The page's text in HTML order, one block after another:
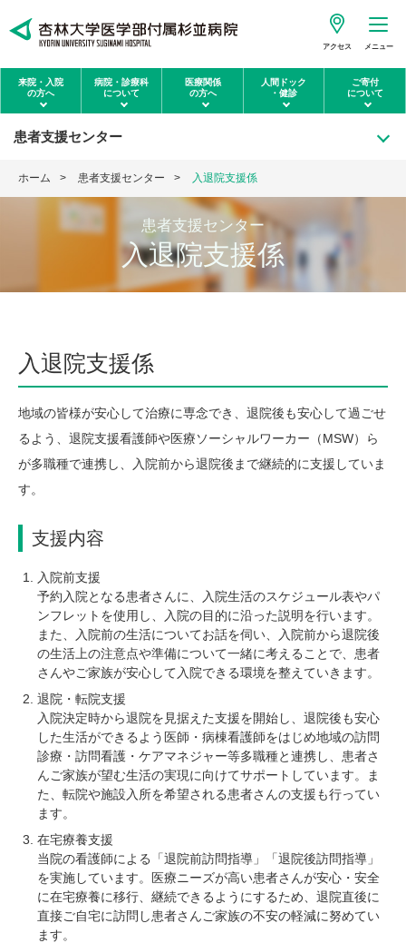
アクセス メニュー
来院・入院
の方へ
病院・診療科
について
医療関係
の方へ
人間ドック
・健診
ご寄付
について
患者支援センター
ホーム 患者支援センター 入退院支援係
患者支援センター
入退院支援係
入退院支援係
地域の皆様が安心して治療に専念でき、退院後も安心して過ごせ
るよう、退院支援看護師や医療ソーシャルワーカー（MSW）ら
が多職種で連携し、入院前から退院後まで継続的に支援していま
す。
支援内容
入院前支援
予約入院となる患者さんに、入院生活のスケジュール表やパ
ンフレットを使用し、入院の目的に沿った説明を行います。
また、入院前の生活についてお話を伺い、入院前から退院後
の生活上の注意点や準備について一緒に考えることで、患者
さんやご家族が安心して入院できる環境を整えていきます。
退院・転院支援
入院決定時から退院を見据えた支援を開始し、退院後も安心
した生活ができるよう医師・病棟看護師をはじめ地域の訪問
診療・訪問看護・ケアマネジャー等多職種と連携し、患者さ
んご家族が望む生活の実現に向けてサポートしています。ま
た、転院や施設入所を希望される患者さんの支援も行ってい
ます。
在宅療養支援
当院の看護師による「退院前訪問指導」「退院後訪問指導」
を実施しています。医療ニーズが高い患者さんが安心・安全
に在宅療養に移行、継続できるようにするため、退院直後に
直接ご自宅に訪問し患者さんご家族の不安の軽減に努めてい
ます。